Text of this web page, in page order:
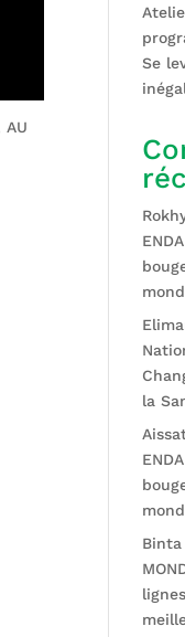
AU
Se
la
Binta